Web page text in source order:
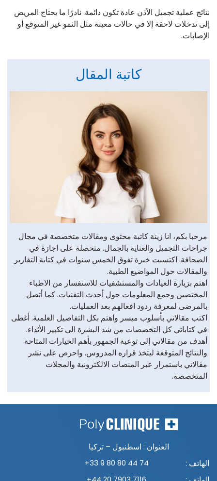
نتائج عملية تجميل الأذن عادة تكون دائمة. نادرًا ما يحتاج المريض
إلى تدخلات لاحقة إلا في حالات معينة مثل النمو غير المتوقع أو
الإصابات.
كاتبة المقال
مرحبا بكم، انا زينة كاتبة محتوى ومقالات متخصصة في مجال
جراحات التجميل والعناية بالجمال. متحصلة على اجازة في
الصحافة. اكتسبت خبرة تفوق الخمس سنوات في كتابة التقارير
والمقالات حول المواضيع الطبية.
اهتم بزيارة العيادات والمستشفيات للاستفسار من الاطباء
المختصين وجمع المعلومات حول أحدث التقنيات. كما أتصل
بالمرضى لمعرفة ردود افعالهم بعد العمليات.
اكتب مقالاتي بأسلوب ميسر واهتم بكل التفاصيل العلمية. أغطى
في كتاباتي كل التخصصات من شد البشرة الى تكبير الأثداء.
أهدف من مقالاتي إلى توعية الجمهور بأهم الخيارات المتاحة
والنتائج المتوقعة ليتخذ قراره المدروس. واحرص على نشر
مقالاتي باستمرار عبر المنصات الالكترونية والمجلات
المتخصصة.
العنوان : اسطنبول – تركيا
الهاتف :
+33 9 80 80 44 74